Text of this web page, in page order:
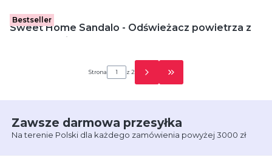
Bestseller
Sweet Home Sandalo - Odświeżacz powietrza z
patyczkami (100 ml)
Strona z 2
Przejdź do ostatniej strony
Zawsze darmowa przesyłka
Na terenie Polski dla każdego zamówienia powyżej 3000 zł